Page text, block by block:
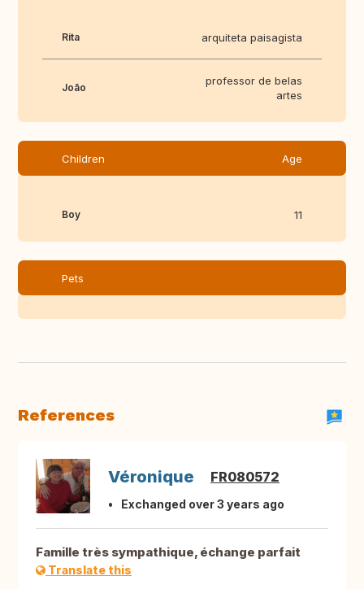
Rita arquiteta paisagista
João
professor de belas
artes
Children Age
Boy 11
Pets
References
Véronique FR080572
Exchanged over 3 years ago
Famille très sympathique, échange parfait
Translate this